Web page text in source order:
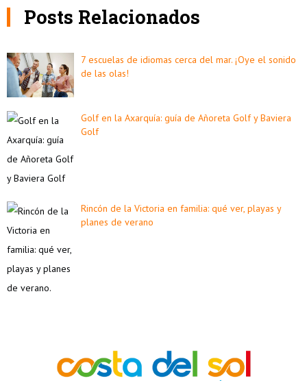
Posts Relacionados
7 escuelas de idiomas cerca del mar. ¡Oye el sonido
de las olas!
Golf en la Axarquía: guía de Añoreta Golf y Baviera
Golf
Rincón de la Victoria en familia: qué ver, playas y
planes de verano